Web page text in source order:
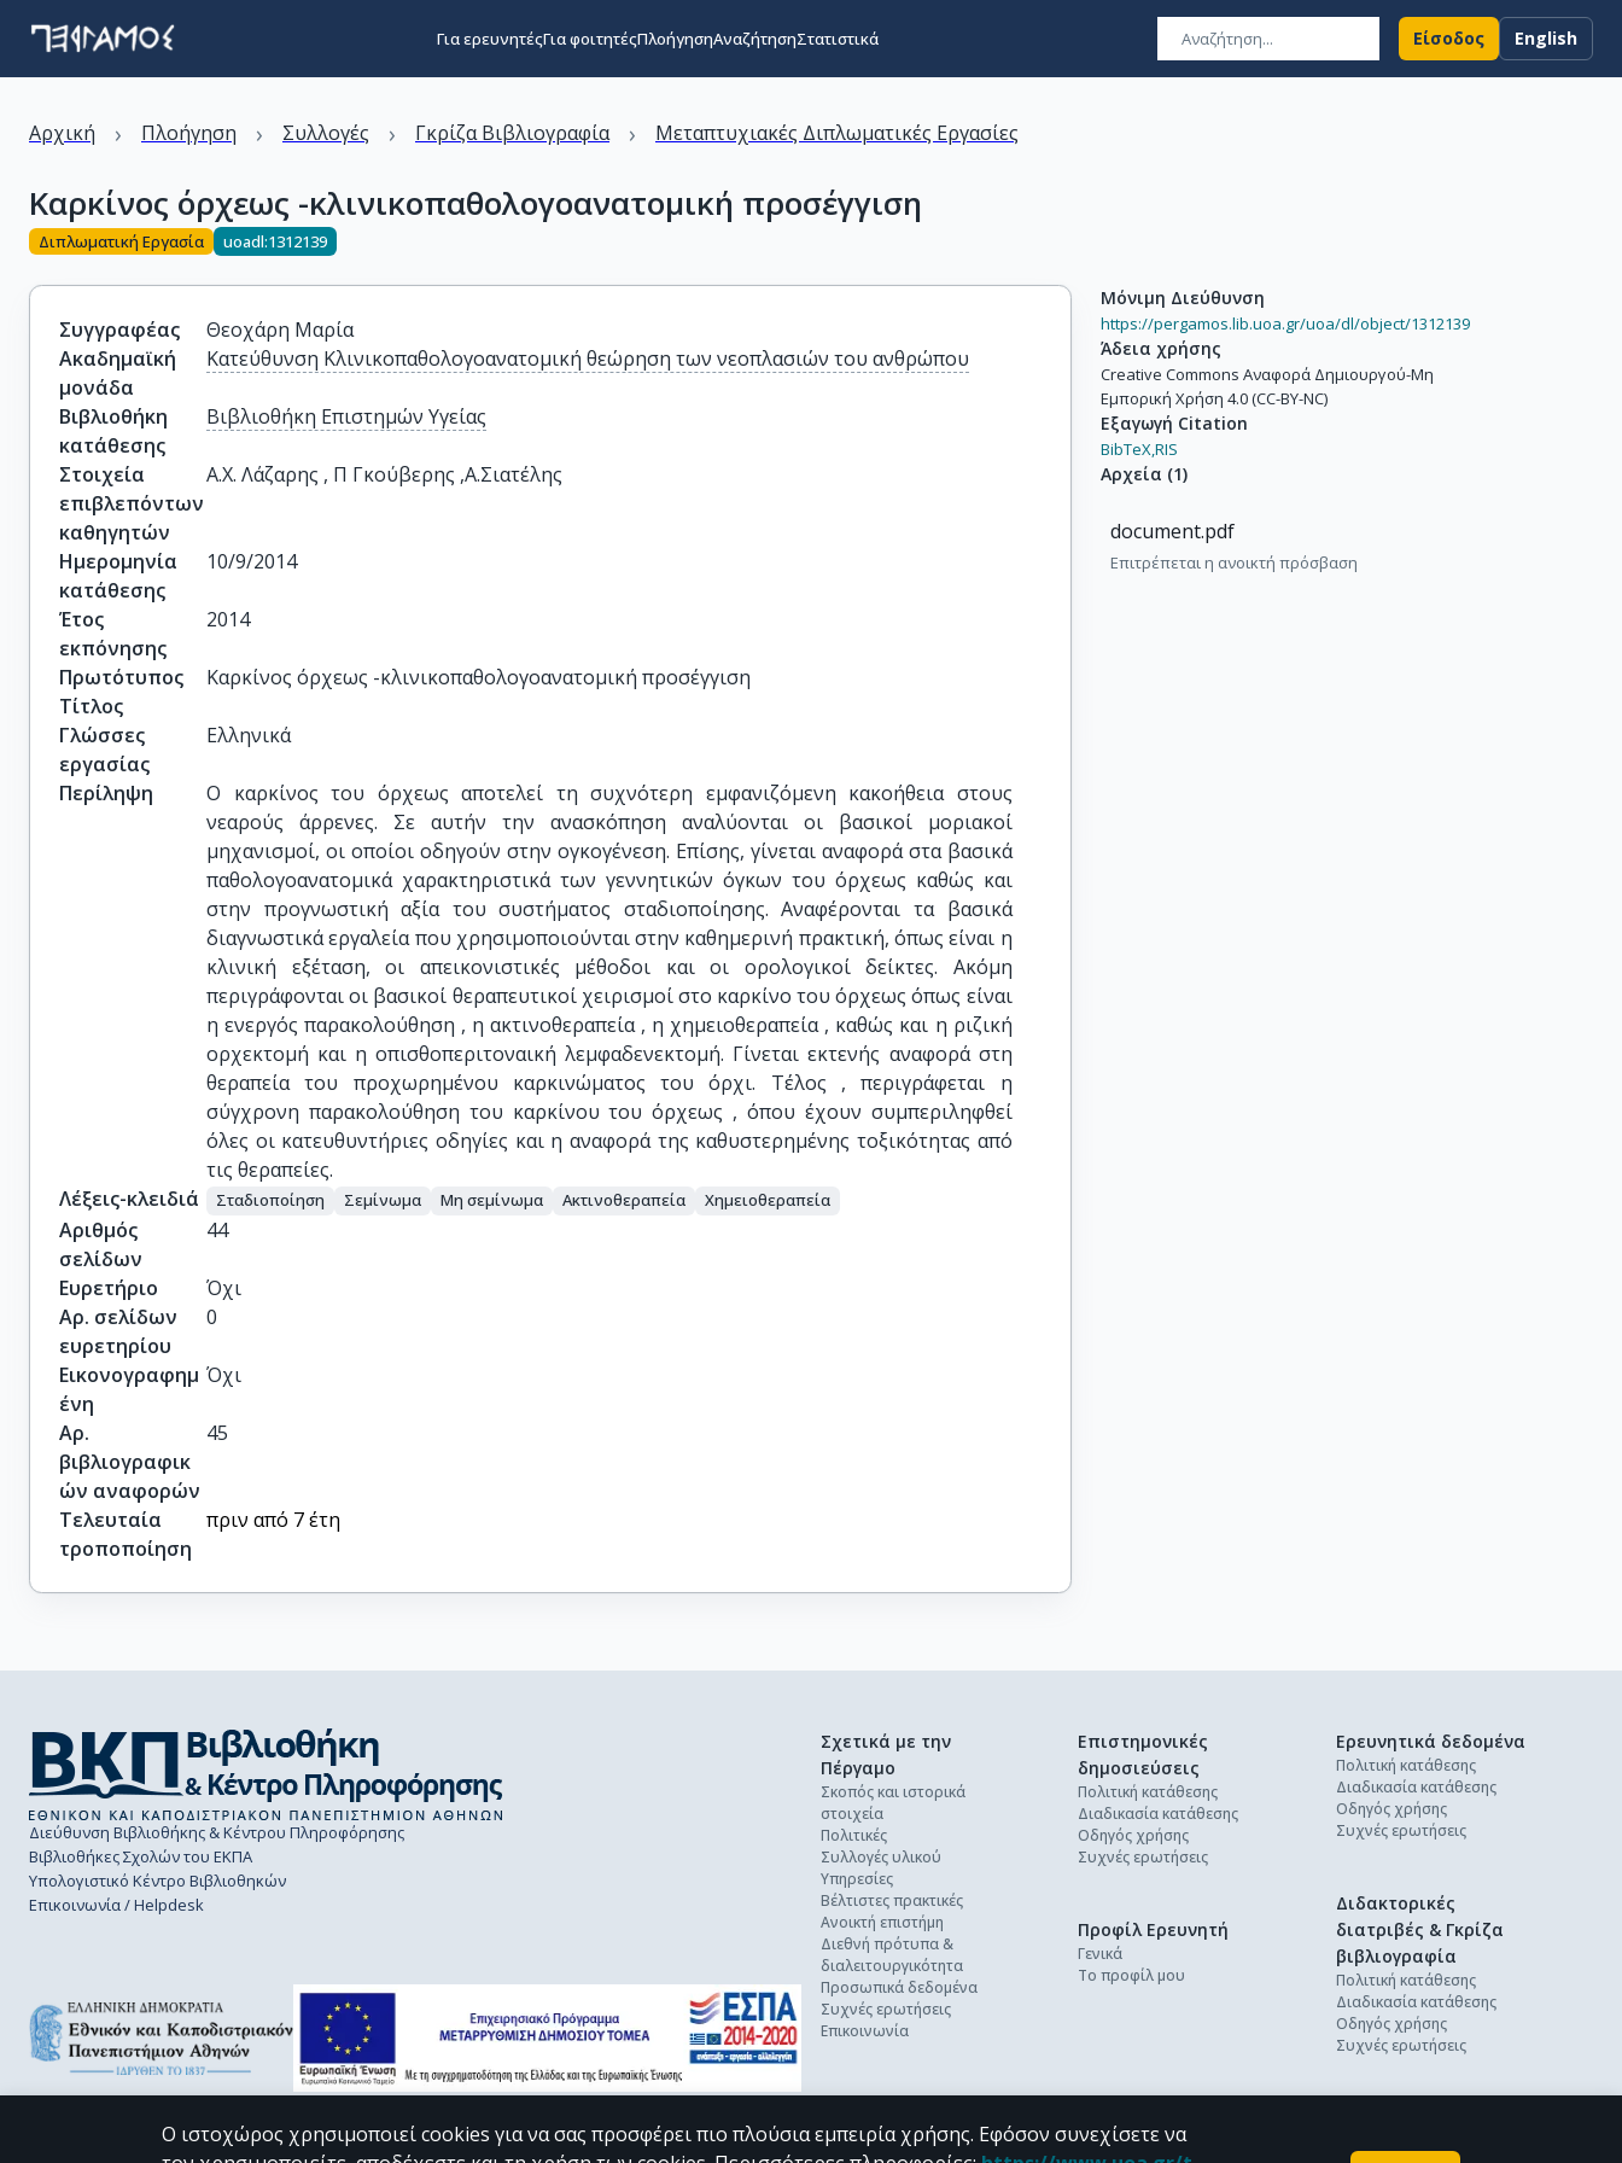
Για ερευνητέςΓια φοιτητέςΠλοήγησηΑναζήτησηΣτατιστικά Είσοδος English
Αρχική › Πλοήγηση › Συλλογές › Γκρίζα Βιβλιογραφία › Μεταπτυχιακές Διπλωματικές Εργασίες
Καρκίνος όρχεως -κλινικοπαθολογοανατομική προσέγγιση
Διπλωματική Εργασία uoadl:1312139
Συγγραφέας
Θεοχάρη Μαρία
Ακαδημαϊκή
μονάδα
Κατεύθυνση Κλινικοπαθολογοανατομική θεώρηση των νεοπλασιών του ανθρώπου
Βιβλιοθήκη
κατάθεσης
Βιβλιοθήκη Επιστημών Υγείας
Στοιχεία
επιβλεπόντων
καθηγητών
Α.Χ. Λάζαρης , Π Γκούβερης ,Α.Σιατέλης
Ημερομηνία
κατάθεσης
10/9/2014
Έτος
εκπόνησης
2014
Πρωτότυπος
Τίτλος
Καρκίνος όρχεως -κλινικοπαθολογοανατομική προσέγγιση
Γλώσσες
εργασίας
Ελληνικά
Περίληψη
Ο καρκίνος του όρχεως αποτελεί τη συχνότερη εμφανιζόμενη κακοήθεια στους
νεαρούς άρρενες. Σε αυτήν την ανασκόπηση αναλύονται οι βασικοί μοριακοί
μηχανισμοί, οι οποίοι οδηγούν στην ογκογένεση. Επίσης, γίνεται αναφορά στα βασικά
παθολογοανατομικά χαρακτηριστικά των γεννητικών όγκων του όρχεως καθώς και
στην προγνωστική αξία του συστήματος σταδιοποίησης. Αναφέρονται τα βασικά
διαγνωστικά εργαλεία που χρησιμοποιούνται στην καθημερινή πρακτική, όπως είναι η
κλινική εξέταση, οι απεικονιστικές μέθοδοι και οι ορολογικοί δείκτες. Ακόμη
περιγράφονται οι βασικοί θεραπευτικοί χειρισμοί στο καρκίνο του όρχεως όπως είναι
η ενεργός παρακολούθηση , η ακτινοθεραπεία , η χημειοθεραπεία , καθώς και η ριζική
ορχεκτομή και η οπισθοπεριτοναική λεμφαδενεκτομή. Γίνεται εκτενής αναφορά στη
θεραπεία του προχωρημένου καρκινώματος του όρχι. Τέλος , περιγράφεται η
σύγχρονη παρακολούθηση του καρκίνου του όρχεως , όπου έχουν συμπεριληφθεί
όλες οι κατευθυντήριες οδηγίες και η αναφορά της καθυστερημένης τοξικότητας από
τις θεραπείες.
Λέξεις-κλειδιά
Σταδιοποίηση Σεμίνωμα Μη σεμίνωμα Ακτινοθεραπεία Χημειοθεραπεία
Αριθμός
σελίδων
44
Ευρετήριο
Όχι
Αρ. σελίδων
ευρετηρίου
0
Εικονογραφημ
ένη
Όχι
Αρ.
βιβλιογραφικ
ών αναφορών
45
Τελευταία
τροποποίηση
πριν από 7 έτη
Μόνιμη Διεύθυνση
https://pergamos.lib.uoa.gr/uoa/dl/object/1312139
Άδεια χρήσης
Creative Commons Αναφορά Δημιουργού-Μη
Εμπορική Χρήση 4.0 (CC-BY-NC)
Εξαγωγή Citation
BibTeX,RIS
Αρχεία (1)
document.pdf
Επιτρέπεται η ανοικτή πρόσβαση
Διεύθυνση Βιβλιοθήκης & Κέντρου Πληροφόρησης
Βιβλιοθήκες Σχολών του ΕΚΠΑ
Υπολογιστικό Κέντρο Βιβλιοθηκών
Επικοινωνία / Helpdesk
Σχετικά με την
Πέργαμο
Σκοπός και ιστορικά
στοιχεία
Πολιτικές
Συλλογές υλικού
Υπηρεσίες
Βέλτιστες πρακτικές
Ανοικτή επιστήμη
Διεθνή πρότυπα &
διαλειτουργικότητα
Προσωπικά δεδομένα
Συχνές ερωτήσεις
Επικοινωνία
Επιστημονικές
δημοσιεύσεις
Πολιτική κατάθεσης
Διαδικασία κατάθεσης
Οδηγός χρήσης
Συχνές ερωτήσεις
Ερευνητικά δεδομένα
Πολιτική κατάθεσης
Διαδικασία κατάθεσης
Οδηγός χρήσης
Συχνές ερωτήσεις
Διδακτορικές
διατριβές & Γκρίζα
βιβλιογραφία
Πολιτική κατάθεσης
Διαδικασία κατάθεσης
Οδηγός χρήσης
Συχνές ερωτήσεις
Προφίλ Ερευνητή
Γενικά
Το προφίλ μου
Ο ιστοχώρος χρησιμοποιεί cookies για να σας προσφέρει πιο πλούσια εμπειρία χρήσης. Εφόσον συνεχίσετε να